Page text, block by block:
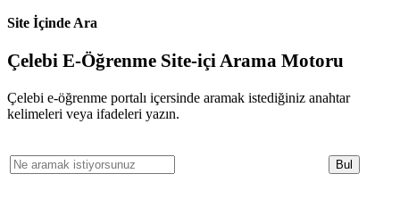
Site İçinde Ara
Çelebi E-Öğrenme Site-içi Arama Motoru
Çelebi e-öğrenme portalı içersinde aramak istediğiniz anahtar
kelimeleri veya ifadeleri yazın.